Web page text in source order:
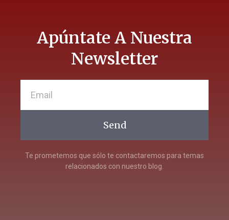
Apúntate A Nuestra
Newsletter
Send
Te prometemos que sólo te contactaremos para temas
relacionados con nuestro blog.